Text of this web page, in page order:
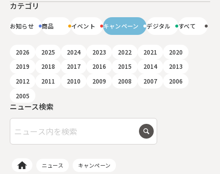
ニュース検索
カテゴリ
お知らせ 商品 イベント キャンペーン デジタル すべて
2026 2025 2024 2023 2022 2021
2020
2019
2018 2017 2016 2015 2014
2013
2012
2011 2010 2009 2008 2007
2006
2005
ニュース キャンペーン